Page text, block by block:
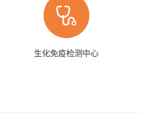
生化免疫检测中心